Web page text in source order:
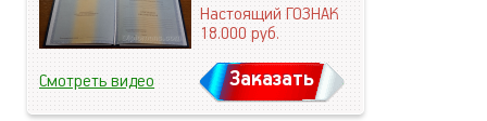
Настоящий ГОЗНАК
18.000руб.
Смотреть видео Заказать